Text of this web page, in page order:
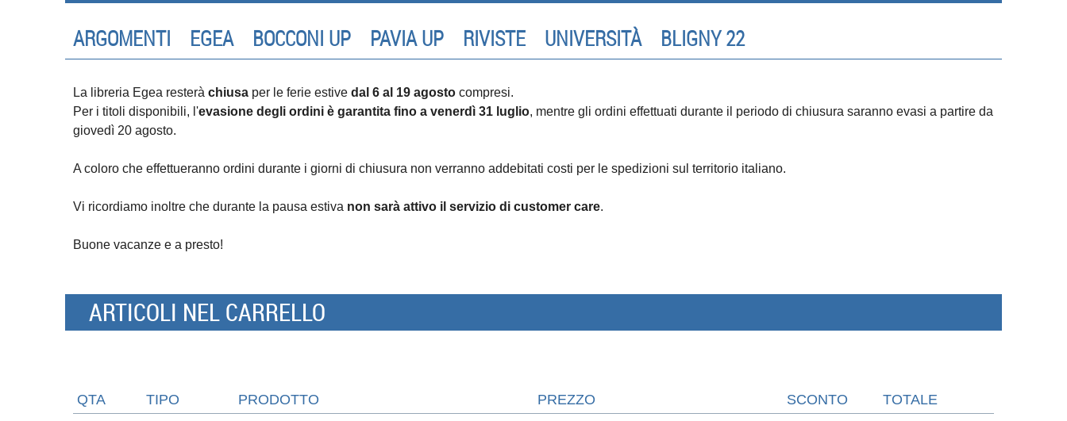
ARGOMENTI EGEA BOCCONI UP PAVIA UP RIVISTE UNIVERSITÀ BLIGNY 22
La libreria Egea resterà chiusa per le ferie estive dal 6 al 19 agosto compresi.
Per i titoli disponibili, l'evasione degli ordini è garantita fino a venerdì 31 luglio, mentre gli ordini effettuati durante il periodo di chiusura saranno evasi a partire da
giovedì 20 agosto.
A coloro che effettueranno ordini durante i giorni di chiusura non verranno addebitati costi per le spedizioni sul territorio italiano.
Vi ricordiamo inoltre che durante la pausa estiva non sarà attivo il servizio di customer care.
Buone vacanze e a presto!
ARTICOLI NEL CARRELLO
QTA TIPO PRODOTTO PREZZO SCONTO TOTALE